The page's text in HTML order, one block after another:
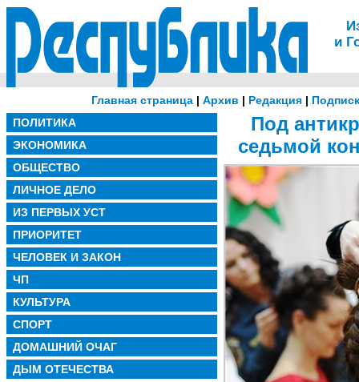
и
Главная страница| Архив | Редакция|
ПОЛИТИКА
ЭКОНОМИКА
ОБЩЕСТВО
ЛИЧНОЕ ДЕЛО
ИЗ ПЕРВЫХ УСТ
ПРИОРИТЕТ
ЧЕЛОВЕК И ЗАКОН
ЧП
КУЛЬТУРА
СПОРТ
ДОМАШНИЙ ОЧАГ
ДЫМ ОТЕЧЕСТВА
Под
седьмой